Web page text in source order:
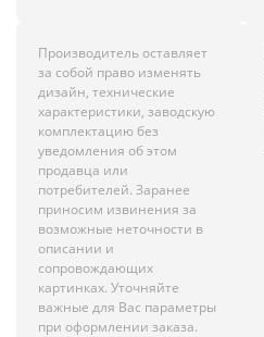
Производитель оставляет
за собой право изменять
дизайн, технические
характеристики, заводскую
комплектацию без
уведомления об этом
продавца или
потребителей. Заранее
приносим извинения за
возможные неточности в
описании и
сопровождающих
картинках. Уточняйте
важные для Вас параметры
при оформлении заказа.